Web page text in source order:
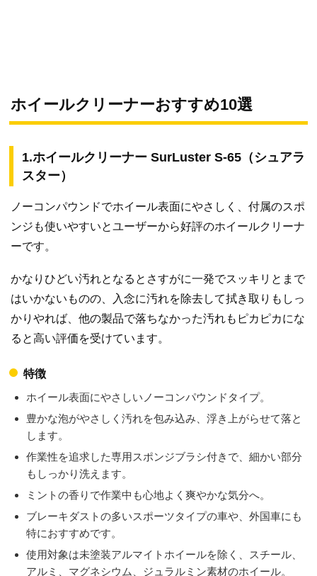
ホイールクリーナーおすすめ10選
1.ホイールクリーナー SurLuster S-65（シュアラ
スター）
ノーコンパウンドでホイール表面にやさしく、付属のスポ
ンジも使いやすいとユーザーから好評のホイールクリーナ
ーです。
かなりひどい汚れとなるとさすがに一発でスッキリとまで
はいかないものの、入念に汚れを除去して拭き取りもしっ
かりやれば、他の製品で落ちなかった汚れもピカピカにな
ると高い評価を受けています。
特徴
ホイール表面にやさしいノーコンパウンドタイプ。
豊かな泡がやさしく汚れを包み込み、浮き上がらせて落と
します。
作業性を追求した専用スポンジブラシ付きで、細かい部分
もしっかり洗えます。
ミントの香りで作業中も心地よく爽やかな気分へ。
ブレーキダストの多いスポーツタイプの車や、外国車にも
特におすすめです。
使用対象は未塗装アルマイトホイールを除く、スチール、
アルミ、マグネシウム、ジュラルミン素材のホイール。